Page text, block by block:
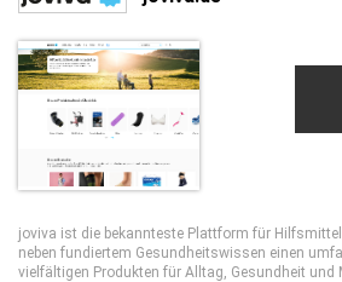
joviva ist die bekannteste Plattform für
neben fundiertem Gesundheitswissen einen
vielfältigen Produkten für Alltag, Gesundheit und